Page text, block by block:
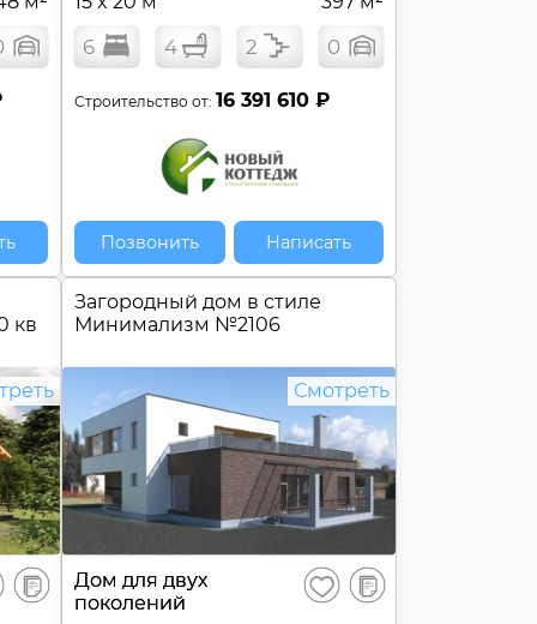
6 4 2 0
Строительство от:16 391 610 ₽
Позвонить Написать
кв
В
сравнение
Загородный дом в стиле
Минимализм №2106
Смотреть
Дом для двух
поколений
Сохранить
В
сравнение